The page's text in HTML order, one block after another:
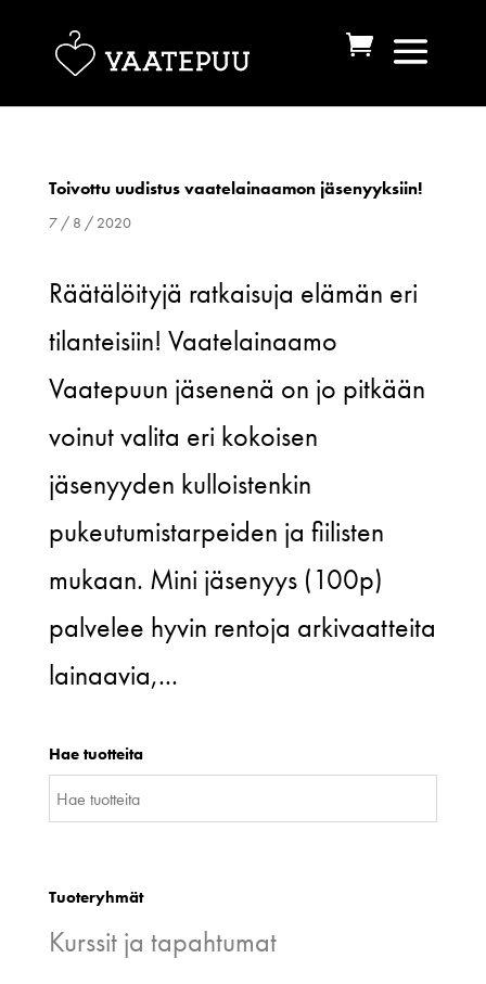
Toivottu uudistus vaatelainaamon jäsenyyksiin!
7 / 8 / 2020
Räätälöityjä ratkaisuja elämän eri
tilanteisiin! Vaatelainaamo
Vaatepuun jäsenenä on jo pitkään
voinut valita eri kokoisen
jäsenyyden kulloistenkin
pukeutumistarpeiden ja fiilisten
mukaan. Mini jäsenyys (100p)
palvelee hyvin rentoja arkivaatteita
lainaavia,...
Hae tuotteita
Tuoteryhmät
Kurssit ja tapahtumat